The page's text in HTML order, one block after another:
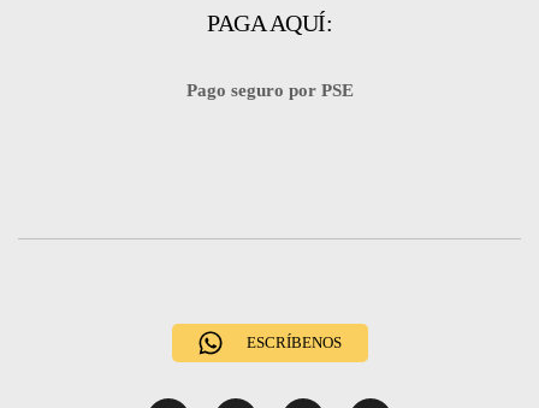
PAGA AQUÍ:
Pago seguro por PSE
ESCRÍBENOS